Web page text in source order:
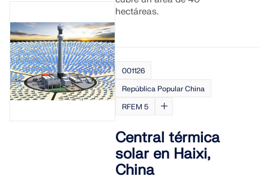
hectáreas.
001126
República Popular China
RFEM 5
Central térmica
solar en Haixi,
China